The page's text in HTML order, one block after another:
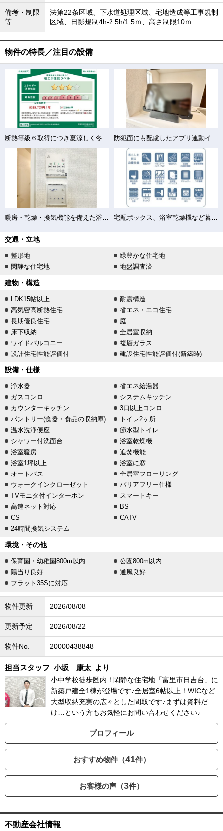
備考・制限
等
法第22条区域、下水道処理区域、宅地造成等工事規制
区域、日影規制4h-2.5h/1.5ｍ、高さ制限10ｍ
物件の特長／注目の設備
断熱等級６取得につき夏涼しく冬暖かいを体感してください！ 防犯面にも配慮したアプリ連動インターフォン
暖房・乾燥・換気機能を備えた浴室暖房乾燥機 宅配ボックス、浴室乾燥機など暮らしに寄り添った充実設備完備！
交通・立地
整形地
緑豊かな住宅地
閑静な住宅地
地盤調査済
建物・構造
LDK15帖以上
耐震構造
高気密高断熱住宅
省エネ・エコ住宅
長期優良住宅
庭
床下収納
全居室収納
ワイドバルコニー
複層ガラス
設計住宅性能評価付
建設住宅性能評価付(新築時)
設備・仕様
浄水器
省エネ給湯器
ガスコンロ
システムキッチン
カウンターキッチン
3口以上コンロ
パントリー(食器・食品の収納庫)
トイレ2ヶ所
温水洗浄便座
節水型トイレ
シャワー付洗面台
浴室乾燥機
浴室暖房
追焚機能
浴室1坪以上
浴室に窓
オートバス
全居室フローリング
ウォークインクローゼット
バリアフリー仕様
TVモニタ付インターホン
スマートキー
高速ネット対応
BS
CS
CATV
24時間換気システム
環境・その他
保育園・幼稚園800m以内
公園800m以内
陽当り良好
通風良好
フラット35Sに対応
物件更新 2026/08/08
更新予定 2026/08/22
物件No. 20000438848
担当スタッフ 小坂 康太 より
小中学校徒歩圏内！閑静な住宅地「富里市日吉台」に
新築戸建全1棟が登場です♪全居室6帖以上！WICなど
大型収納充実の広々とした間取です♪まずは資料だ
け…という方もお気軽にお問い合わせください♪
プロフィール
おすすめ物件（41件）
お客様の声（3件）
不動産会社情報